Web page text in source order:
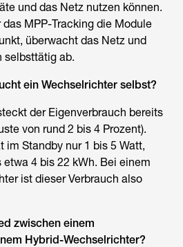
und das Netz nutzen können.
MPP-Tracking die Module
überwacht das Netz und
selbsttätig ab.
ein Wechselrichter selbst?
der Eigenverbrauch bereits
von rund 2 bis 4 Prozent).
im Standby nur 1 bis 5 Watt,
etwa 4 bis 22 kWh. Bei einem
ist dieser Verbrauch also
zwischen einem
Hybrid-Wechselrichter?